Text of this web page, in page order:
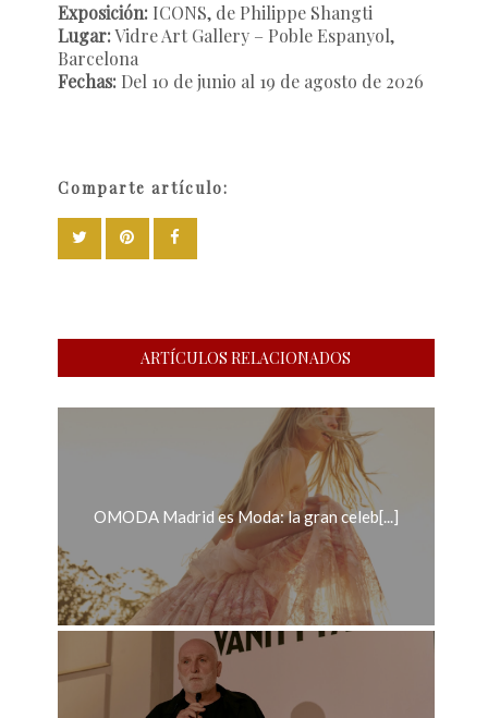
Exposición: ICONS, de Philippe Shangti
Lugar:Vidre Art Gallery – Poble Espanyol,
Barcelona
Fechas:Del 10 de junio al 19 de agosto de 2026
Comparte artículo:
ARTÍCULOS RELACIONADOS
OMODA Madrid es Moda: la gran celeb[...]